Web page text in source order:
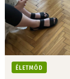
ÉLETMÓD